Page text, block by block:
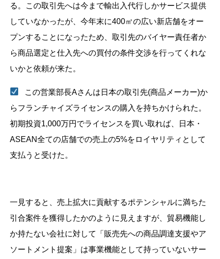
る。この取引先へは今まで輸出入代行しかサービス提供
していなかったが、今年末に400㎡の広い新店舗をオー
プンすることになったため、取引先のバイヤー責任者か
ら商品選定と仕入先への買付の条件交渉を行ってくれな
いかと依頼が来た。
この営業部長Aさんは日本の取引先(商品メーカー)か
らフランチャイズライセンスの購入を持ちかけられた。
初期投資1,000万円でライセンスを買い取れば、日本・
ASEAN全ての店舗での売上の5%をロイヤリティとして
支払うと受けた。
一見すると、売上拡大に貢献するポテンシャルに満ちた
引合案件を獲得したかのように見えますが、貿易機能し
か持たない会社に対して「販売先への商品調達支援やア
ソートメント提案」は事業機能として持っていないサー